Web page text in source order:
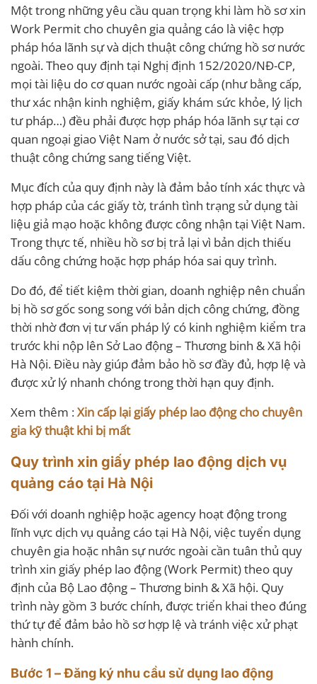
Một trong những yêu cầu quan trọng khi làm hồ sơ xin
Work Permit cho chuyên gia quảng cáo là việc hợp
pháp hóa lãnh sự và dịch thuật công chứng hồ sơ nước
ngoài. Theo quy định tại Nghị định 152/2020/NĐ-CP,
mọi tài liệu do cơ quan nước ngoài cấp (như bằng cấp,
thư xác nhận kinh nghiệm, giấy khám sức khỏe, lý lịch
tư pháp…) đều phải được hợp pháp hóa lãnh sự tại cơ
quan ngoại giao Việt Nam ở nước sở tại, sau đó dịch
thuật công chứng sang tiếng Việt.
Mục đích của quy định này là đảm bảo tính xác thực và
hợp pháp của các giấy tờ, tránh tình trạng sử dụng tài
liệu giả mạo hoặc không được công nhận tại Việt Nam.
Trong thực tế, nhiều hồ sơ bị trả lại vì bản dịch thiếu
dấu công chứng hoặc hợp pháp hóa sai quy trình.
Do đó, để tiết kiệm thời gian, doanh nghiệp nên chuẩn
bị hồ sơ gốc song song với bản dịch công chứng, đồng
thời nhờ đơn vị tư vấn pháp lý có kinh nghiệm kiểm tra
trước khi nộp lên Sở Lao động – Thương binh & Xã hội
Hà Nội. Điều này giúp đảm bảo hồ sơ đầy đủ, hợp lệ và
được xử lý nhanh chóng trong thời hạn quy định.
Xem thêm :Xin cấp lại giấy phép lao động cho chuyên
gia kỹ thuật khi bị mất
Quy trình xin giấy phép lao động dịch vụ
quảng cáo tại Hà Nội
Đối với doanh nghiệp hoặc agency hoạt động trong
lĩnh vực dịch vụ quảng cáo tại Hà Nội, việc tuyển dụng
chuyên gia hoặc nhân sự nước ngoài cần tuân thủ quy
trình xin giấy phép lao động (Work Permit) theo quy
định của Bộ Lao động – Thương binh & Xã hội. Quy
trình này gồm 3 bước chính, được triển khai theo đúng
thứ tự để đảm bảo hồ sơ hợp lệ và tránh việc xử phạt
hành chính.
Bước 1 – Đăng ký nhu cầu sử dụng lao động